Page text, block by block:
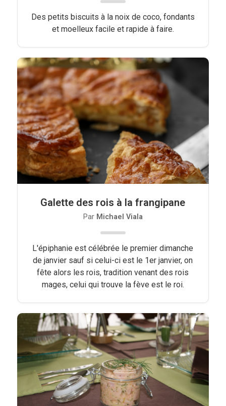
Des petits biscuits à la noix de coco, fondants
et moelleux facile et rapide à faire.
Galette des rois à la frangipane
Par Michael Viala
L'épiphanie est célébrée le premier dimanche
de janvier sauf si celui-ci est le 1er janvier, on
fête alors les rois, tradition venant des rois
mages, celui qui trouve la fève est le roi.